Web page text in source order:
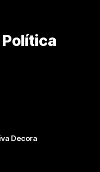
Decora